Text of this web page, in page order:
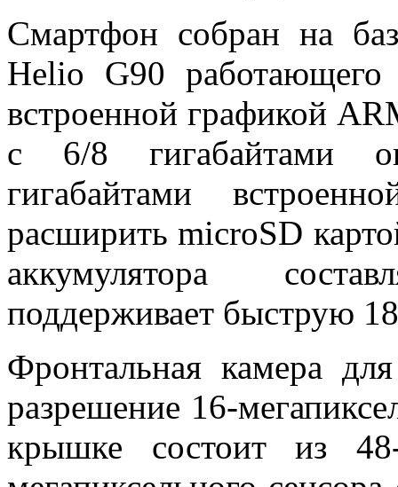
Смартфон собран на
Helio G90 работающего
встроенной графикой
с 6/8 гигабайтами
гигабайтами
расширить microSD
аккумулятора
поддерживает быструю
Фронтальная камера
разрешение 16-
крышке состоит из 48-